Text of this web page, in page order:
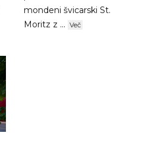
mondeni švicarski St.
Moritz z ... Več